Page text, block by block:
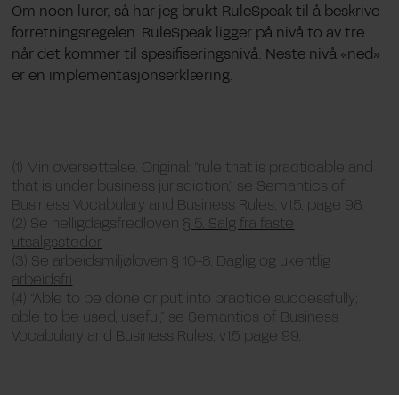
Om noen lurer, så har jeg brukt RuleSpeak til å beskrive
forretningsregelen. RuleSpeak ligger på nivå to av tre
når det kommer til spesifiseringsnivå. Neste nivå «ned»
er en implementasjonserklæring.
(1) Min oversettelse. Original: “rule that is practicable and
that is under business jurisdiction,” se Semantics of
Business Vocabulary and Business Rules, v1.5, page 98.
(2) Se helligdagsfredloven § 5. Salg fra faste
utsalgssteder
(3) Se arbeidsmiljøloven § 10-8. Daglig og ukentlig
arbeidsfri
(4) “Able to be done or put into practice successfully;
able to be used, useful,” se Semantics of Business
Vocabulary and Business Rules, v1.5 page 99.